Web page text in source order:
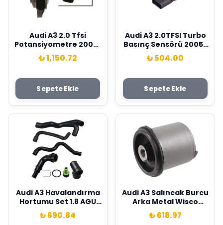
Audi A3 2.0 Tfsi
Potansiyometre 2008-
2015 Wisco Marka
07L907386A
₺ 1,150.72
Sepete Ekle
Audi A3 2.0TFSI Turbo
Basınç Sensörü 2005-
2012 Wisco Marka
038906051D
₺ 504.00
Sepete Ekle
Audi A3 Havalandırma
Hortumu Set 1.8 AGU
1998-2004 Wisco
Marka 06A103221AF
₺ 690.84
Audi A3 Salıncak Burcu
Arka Metal Wisco
Marka 1J0501541D
₺ 618.97